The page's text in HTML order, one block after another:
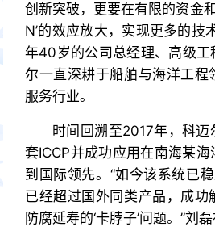
创新突破，更要在有限的资金
N’的效应放大，实现更多的技
年40岁的公司总经理、高级工
尔一直深耕于船舶与海洋工程
服务行业。
时间回溯至2017年，科
套ICCP并成功应用在南海某
到国际领先。“如今该系统已
已经超过国外同类产品，成功
防腐延寿的‘卡脖子’问题。”刘